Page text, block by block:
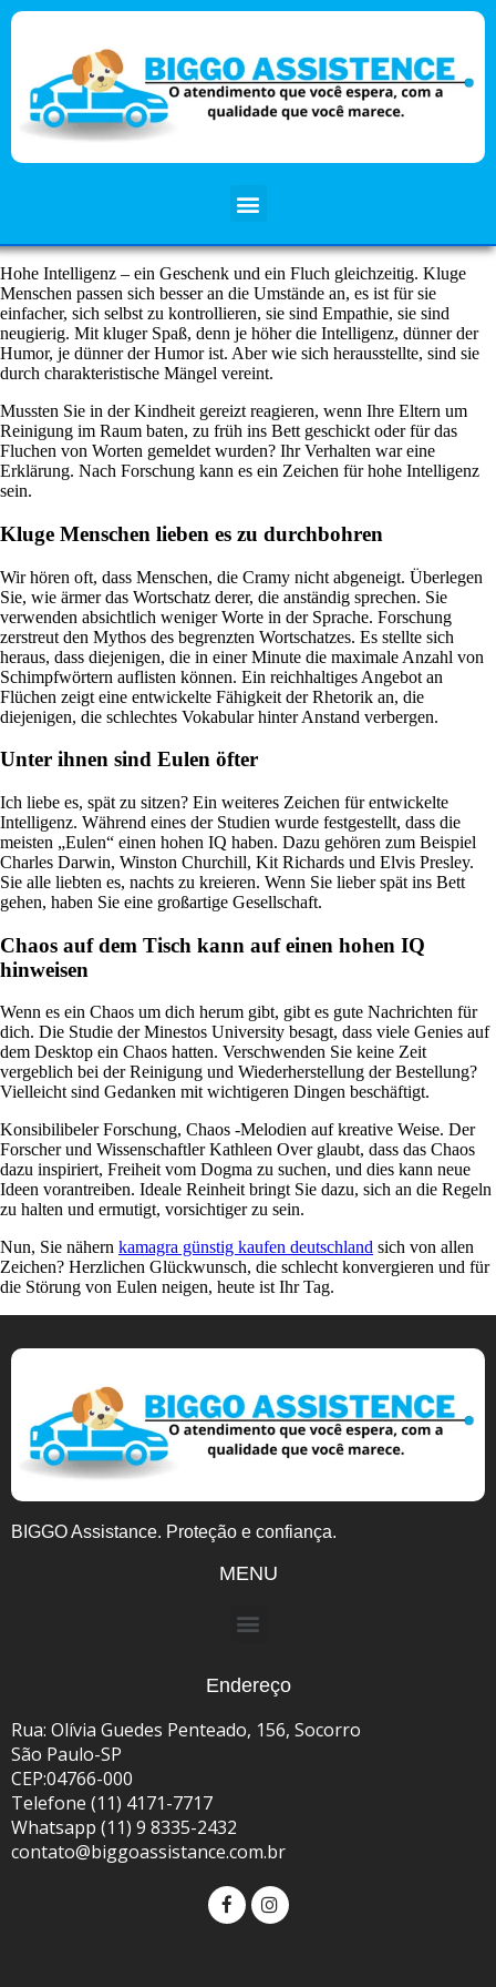
Hohe Intelligenz – ein Geschenk und ein Fluch gleichzeitig. Kluge
Menschen passen sich besser an die Umstände an, es ist für sie
einfacher, sich selbst zu kontrollieren, sie sind Empathie, sie sind
neugierig. Mit kluger Spaß, denn je höher die Intelligenz, dünner der
Humor, je dünner der Humor ist. Aber wie sich herausstellte, sind sie
durch charakteristische Mängel vereint.
Mussten Sie in der Kindheit gereizt reagieren, wenn Ihre Eltern um
Reinigung im Raum baten, zu früh ins Bett geschickt oder für das
Fluchen von Worten gemeldet wurden? Ihr Verhalten war eine
Erklärung. Nach Forschung kann es ein Zeichen für hohe Intelligenz
sein.
Kluge Menschen lieben es zu durchbohren
Wir hören oft, dass Menschen, die Cramy nicht abgeneigt. Überlegen
Sie, wie ärmer das Wortschatz derer, die anständig sprechen. Sie
verwenden absichtlich weniger Worte in der Sprache. Forschung
zerstreut den Mythos des begrenzten Wortschatzes. Es stellte sich
heraus, dass diejenigen, die in einer Minute die maximale Anzahl von
Schimpfwörtern auflisten können. Ein reichhaltiges Angebot an
Flüchen zeigt eine entwickelte Fähigkeit der Rhetorik an, die
diejenigen, die schlechtes Vokabular hinter Anstand verbergen.
Unter ihnen sind Eulen öfter
Ich liebe es, spät zu sitzen? Ein weiteres Zeichen für entwickelte
Intelligenz. Während eines der Studien wurde festgestellt, dass die
meisten „Eulen“ einen hohen IQ haben. Dazu gehören zum Beispiel
Charles Darwin, Winston Churchill, Kit Richards und Elvis Presley.
Sie alle liebten es, nachts zu kreieren. Wenn Sie lieber spät ins Bett
gehen, haben Sie eine großartige Gesellschaft.
Chaos auf dem Tisch kann auf einen hohen IQ
hinweisen
Wenn es ein Chaos um dich herum gibt, gibt es gute Nachrichten für
dich. Die Studie der Minestos University besagt, dass viele Genies auf
dem Desktop ein Chaos hatten. Verschwenden Sie keine Zeit
vergeblich bei der Reinigung und Wiederherstellung der Bestellung?
Vielleicht sind Gedanken mit wichtigeren Dingen beschäftigt.
Konsibilibeler Forschung, Chaos -Melodien auf kreative Weise. Der
Forscher und Wissenschaftler Kathleen Over glaubt, dass das Chaos
dazu inspiriert, Freiheit vom Dogma zu suchen, und dies kann neue
Ideen vorantreiben. Ideale Reinheit bringt Sie dazu, sich an die Regeln
zu halten und ermutigt, vorsichtiger zu sein.
Nun, Sie nähern kamagra günstig kaufen deutschland sich von allen
Zeichen? Herzlichen Glückwunsch, die schlecht konvergieren und für
die Störung von Eulen neigen, heute ist Ihr Tag.
BIGGO Assistance. Proteção e confiança.
MENU
Endereço
Rua: Olívia Guedes Penteado, 156, Socorro
São Paulo-SP
CEP:04766-000
Telefone (11) 4171-7717
Whatsapp (11) 9 8335-2432
contato@biggoassistance.com.br